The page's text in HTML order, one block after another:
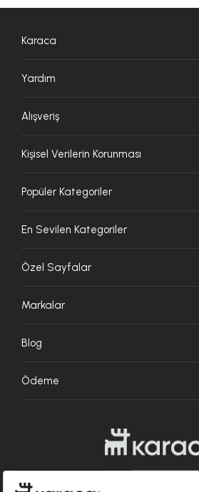
Karaca
Yardım
Alışveriş
Kişisel Verilerin Korunması
Popüler Kategoriler
En Sevilen Kategoriler
Özel Sayfalar
Markalar
Blog
Ödeme